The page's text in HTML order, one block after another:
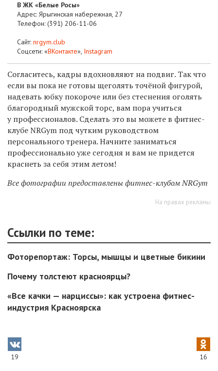
В ЖК «Белые Росы»
Адрес: Ярыгинская набережная, 27
Телефон: (391) 206-11-06
Сайт: nrgym.club
Соцсети: «ВКонтакте», Instagram
Согласитесь, кадры вдохновляют на подвиг. Так что
если вы пока не готовы щеголять точёной фигурой,
надевать юбку покороче или без стеснения оголять
благородный мужской торс, вам пора учиться
у профессионалов. Сделать это вы можете в фитнес-
клубе NRGym под чутким руководством
персонального тренера. Начните заниматься
профессионально уже сегодня и вам не придется
краснеть за себя этим летом!
Все фотографии предоставлены фитнес-клубом NRGym
На правах рекламы
Ссылки по теме:
Фоторепортаж: Торсы, мышцы и цветные бикини
Почему толстеют красноярцы?
«Все качки — нарциссы»: как устроена фитнес-
индустрия Красноярска
19 16